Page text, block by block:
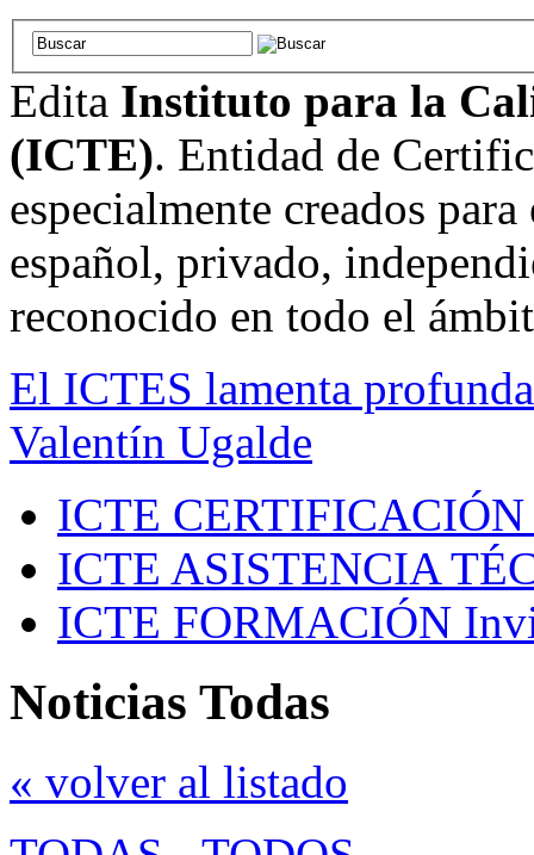
Edita Instituto para la
(ICTE). Entidad de
especialmente creados
español, privado,
reconocido en todo el
El ICTES lamenta
Valentín Ugalde
ICTE CERTIFICACIÓN
ICTE ASISTENCIA
ICTE FORMACIÓN
Noticias Todas
« volver al listado